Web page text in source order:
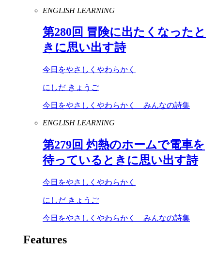
ENGLISH LEARNING
第280回 冒険に出たくなったと
きに思い出す詩
今日をやさしくやわらかく
にしだ きょうご
今日をやさしくやわらかく みんなの詩集
ENGLISH LEARNING
第279回 灼熱のホームで電車を
待っているときに思い出す詩
今日をやさしくやわらかく
にしだ きょうご
今日をやさしくやわらかく みんなの詩集
Features